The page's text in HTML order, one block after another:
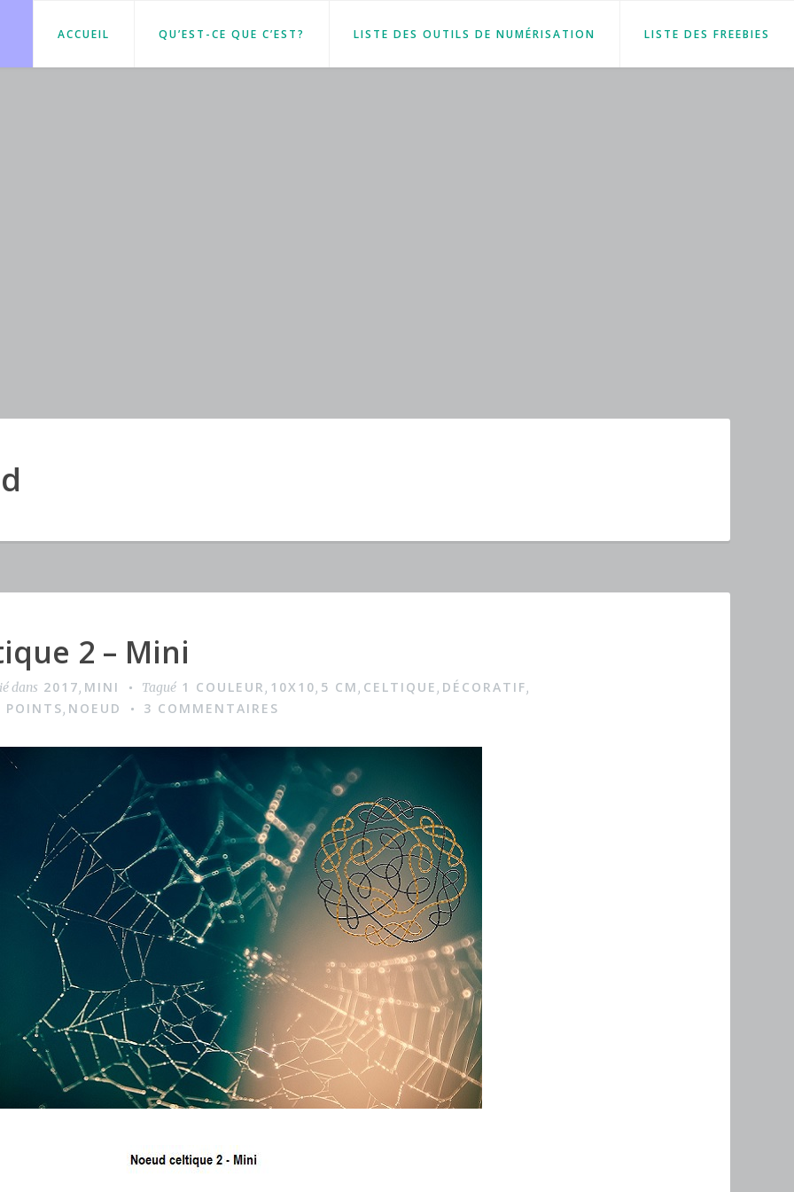
ACCUEIL QU’EST-CE QUE C’EST? LISTE DES OUTILS DE NUMÉRISATION LISTE DES FREEBIES
2 – Mini
dans 2017, MINI Tagué 1 COULEUR, 10X10, 5 CM, CELTIQUE, DÉCORATIF,
POINTS, NOEUD 3 COMMENTAIRES